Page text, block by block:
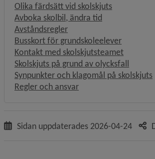
Olika färdsätt vid skolskjuts
Avboka skolbil, ändra tid
Avståndsregler
Busskort för grundskoleelever
Kontakt med skolskjutsteamet
Skolskjuts på grund av olycksfall
Synpunkter och klagomål på skolskjuts
Regler och ansvar
Sidan uppdaterades 2026-04-24